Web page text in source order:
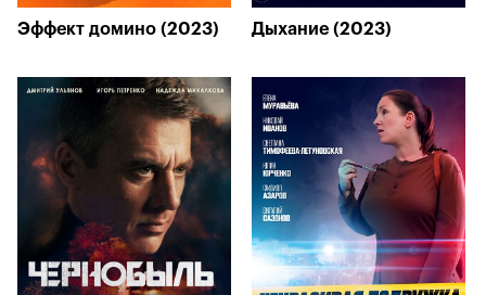
Эффект домино (2023) Дыхание (2023)